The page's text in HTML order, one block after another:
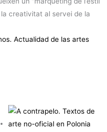
creativitat al servei de la
Actualidad de las artes